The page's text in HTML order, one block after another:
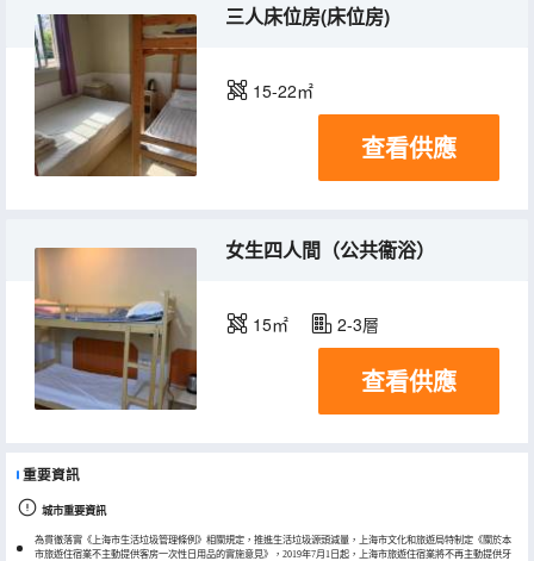
三人床位房(床位房)
15-22㎡
查看供應
女生四人間（公共衞浴）
15㎡ 2-3層
查看供應
重要資訊
城市重要資訊
為貫徹落實《上海市生活垃圾管理條例》相關規定，推進生活垃圾源頭減量，上海市文化和旅遊局特制定《關於本
市旅遊住宿業不主動提供客房一次性日用品的實施意見》，2019年7月1日起，上海市旅遊住宿業將不再主動提供牙